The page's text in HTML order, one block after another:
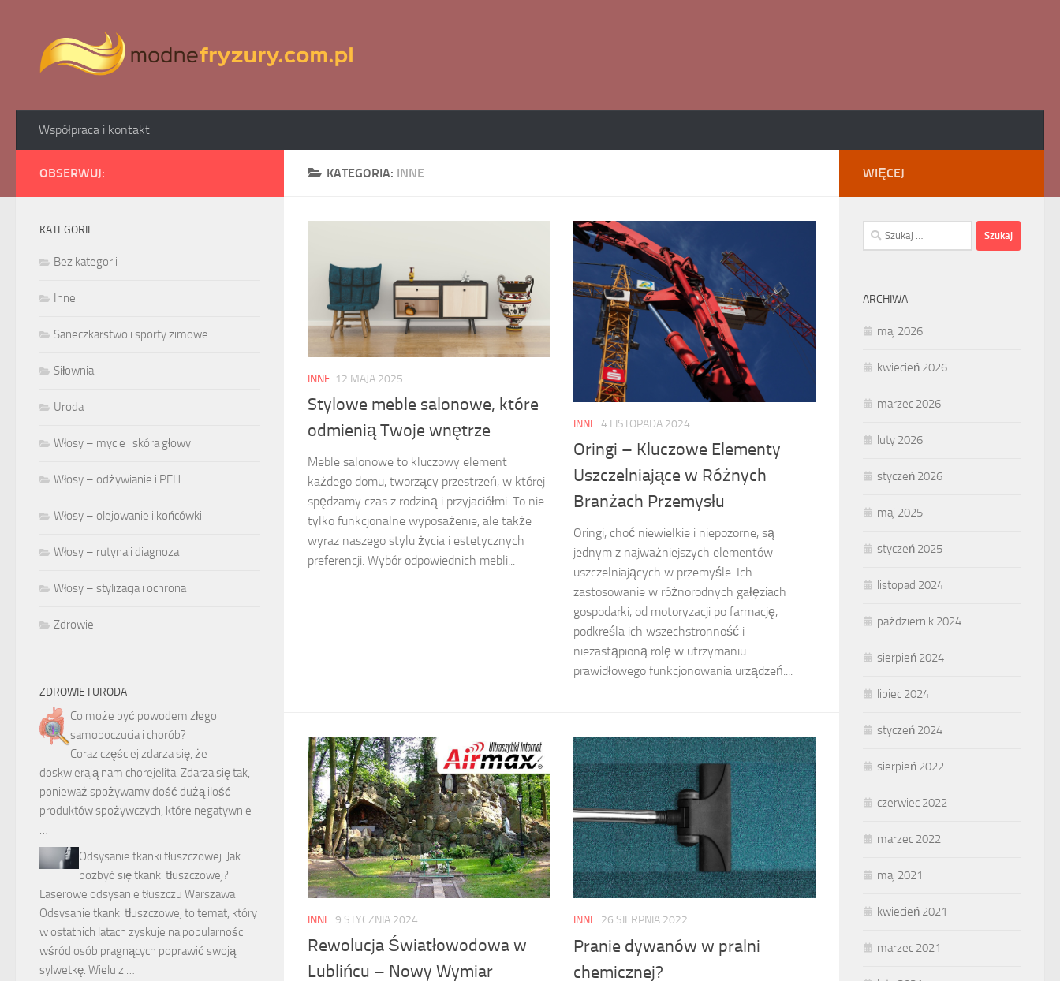
Współpraca i kontakt
KATEGORIA: INNE
INNE 12 MAJA 2025
Stylowe meble salonowe, które
odmienią Twoje wnętrze
Meble salonowe to kluczowy element
każdego domu, tworzący przestrzeń, w której
spędzamy czas z rodziną i przyjaciółmi. To nie
tylko funkcjonalne wyposażenie, ale także
wyraz naszego stylu życia i estetycznych
preferencji. Wybór odpowiednich mebli...
INNE 4 LISTOPADA 2024
Oringi – Kluczowe Elementy
Uszczelniające w Różnych
Branżach Przemysłu
Oringi, choć niewielkie i niepozorne, są
jednym z najważniejszych elementów
uszczelniających w przemyśle. Ich
zastosowanie w różnorodnych gałęziach
gospodarki, od motoryzacji po farmację,
podkreśla ich wszechstronność i
niezastąpioną rolę w utrzymaniu
prawidłowego funkcjonowania urządzeń....
INNE 9 STYCZNIA 2024
Rewolucja Światłowodowa w
Lublińcu – Nowy Wymiar
INNE 26 SIERPNIA 2022
Pranie dywanów w pralni
chemicznej?
OBSERWUJ:
KATEGORIE
Bez kategorii
Inne
Saneczkarstwo i sporty zimowe
Siłownia
Uroda
Włosy – mycie i skóra głowy
Włosy – odżywianie i PEH
Włosy – olejowanie i końcówki
Włosy – rutyna i diagnoza
Włosy – stylizacja i ochrona
Zdrowie
ZDROWIE I URODA
Co może być powodem złego
samopoczucia i chorób?
Coraz częściej zdarza się, że
doskwierają nam chorejelita. Zdarza się tak,
ponieważ spożywamy dość dużą ilość
produktów spożywczych, które negatywnie
…
Odsysanie tkanki tłuszczowej. Jak
pozbyć się tkanki tłuszczowej?
Laserowe odsysanie tłuszczu Warszawa
Odsysanie tkanki tłuszczowej to temat, który
w ostatnich latach zyskuje na popularności
wśród osób pragnących poprawić swoją
sylwetkę. Wielu z …
WIĘCEJ
Szukaj:
ARCHIWA
maj 2026
kwiecień 2026
marzec 2026
luty 2026
styczeń 2026
maj 2025
styczeń 2025
listopad 2024
październik 2024
sierpień 2024
lipiec 2024
styczeń 2024
sierpień 2022
czerwiec 2022
marzec 2022
maj 2021
kwiecień 2021
marzec 2021